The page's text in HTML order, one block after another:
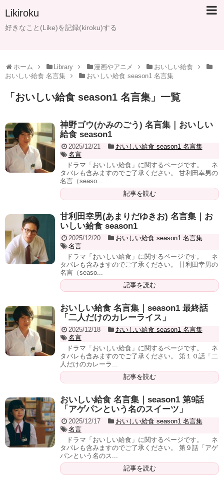
Likiroku
好きなこと(Like)を記録(kiroku)する
ホーム Library 漫画やアニメ
おいしい給食
おいしい給食 名言集
おいしい給食 season1 名言集
「 おいしい給食 season1 名言集 」 一覧
神野ゴウ(かみのごう) 名言集｜おいしい
給食 season1
2025/12/21
おいしい給食 season1 名言集
名言
ドラマ「おいしい給食」に関するページです。 ネ
タバレも含みますのでご了承ください。 甘利田幸男の
名言（seaso...
記事を読む
甘利田幸男(あまりだゆきお) 名言集｜お
いしい給食 season1
2025/12/20
おいしい給食 season1 名言集
名言
ドラマ「おいしい給食」に関するページです。 ネ
タバレも含みますのでご了承ください。 甘利田幸男の
名言（seaso...
記事を読む
おいしい給食 名言集｜season1 最終話
「二人だけのカレーライス」
2025/12/18
おいしい給食 season1 名言集
名言
ドラマ「おいしい給食」に関するページです。 ネ
タバレも含みますのでご了承ください。 第１０話「二
人だけのカレーラ...
記事を読む
おいしい給食 名言集｜season1 第9話
「アゲパンという名のスイーツ」
2025/12/17
おいしい給食 season1 名言集
名言
ドラマ「おいしい給食」に関するページです。 ネ
タバレも含みますのでご了承ください。 第９話「アゲ
パンという名のス...
記事を読む